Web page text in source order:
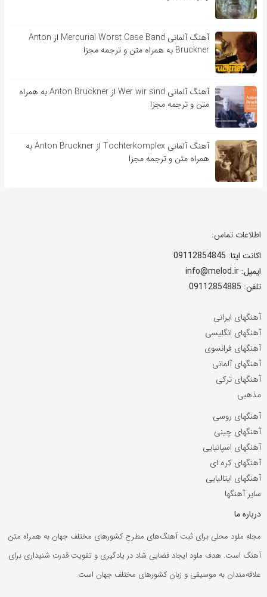
آهنگ آلمانی Mercurial Worst Case Band از Anton
Bruckner به همراه متن و ترجمه مجزا
آهنگ آلمانی Wer wir sind از Anton Bruckner به همراه
متن و ترجمه مجزا
آهنگ آلمانی Tochterkomplex از Anton Bruckner به
همراه متن و ترجمه مجزا
اطلاعات تماس:
اکانت ایتا: 09112854845
ایمیل: info@melod.ir
تلفن: 09112854885
آهنگهای ایرانی
آهنگهای انگلیسی
آهنگهای فرانسوی
آهنگهای آلمانی
آهنگهای ترکی
مذهبی
آهنگهای روسی
آهنگهای چینی
آهنگهای اسپانیایی
آهنگهای کره ای
آهنگهای ایتالیایی
سایر آهنگها
درباره ما
مجله ملود محلی برای ثبت آهنگ‌های مطرح کشورهای مختلف جهان به همراه متن
آهنگ است. هدف ملود ایجاد فضایی شاد در یادگیری و تقویت قدرت شنیداری برای
علاقه‌مندان به موسیقی و زبان کشورهای مختلف جهان است.